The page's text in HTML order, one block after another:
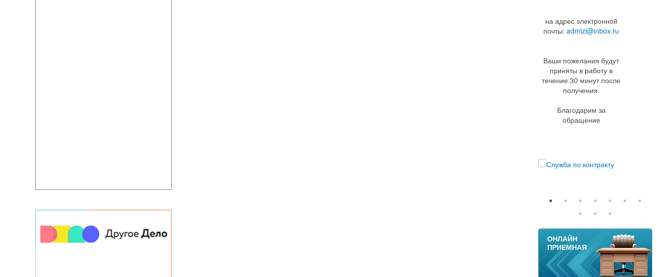
на адрес электронной
почты:admizl@inbox.ru
Ваши пожелания будут
приняты в работу в
течение 30 минут после
получения.
Благодарим за
обращение
11
ОНЛАЙН
ПРИЕМНАЯ